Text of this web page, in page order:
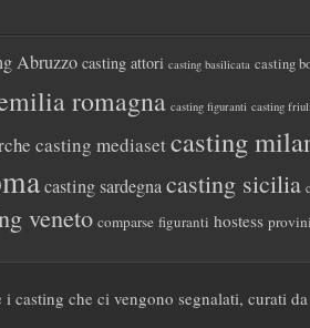
Abruzzo casting attori casting basilicata casting
romagna casting figuranti casting
casting mediasetcasting
casting sardegna casting sicilia
veneto comparse figuranti hostess provini
casting che ci vengono segnalati, curati